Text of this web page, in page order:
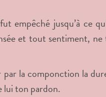
empêché jusqu’à ce
et tout sentiment,
la componction la
lui ton pardon.